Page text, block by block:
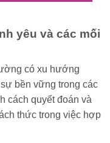
yêu và các mối
có xu hướng
bền vững trong các
cách quyết đoán và
thức trong việc hợp